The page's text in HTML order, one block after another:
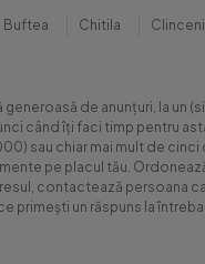
Buftea Chitila Clinceni
de anunțuri, la
când îți faci timp pentru
sau chiar mai mult de
pe placul tău.
contactează persoana
primești un răspuns la